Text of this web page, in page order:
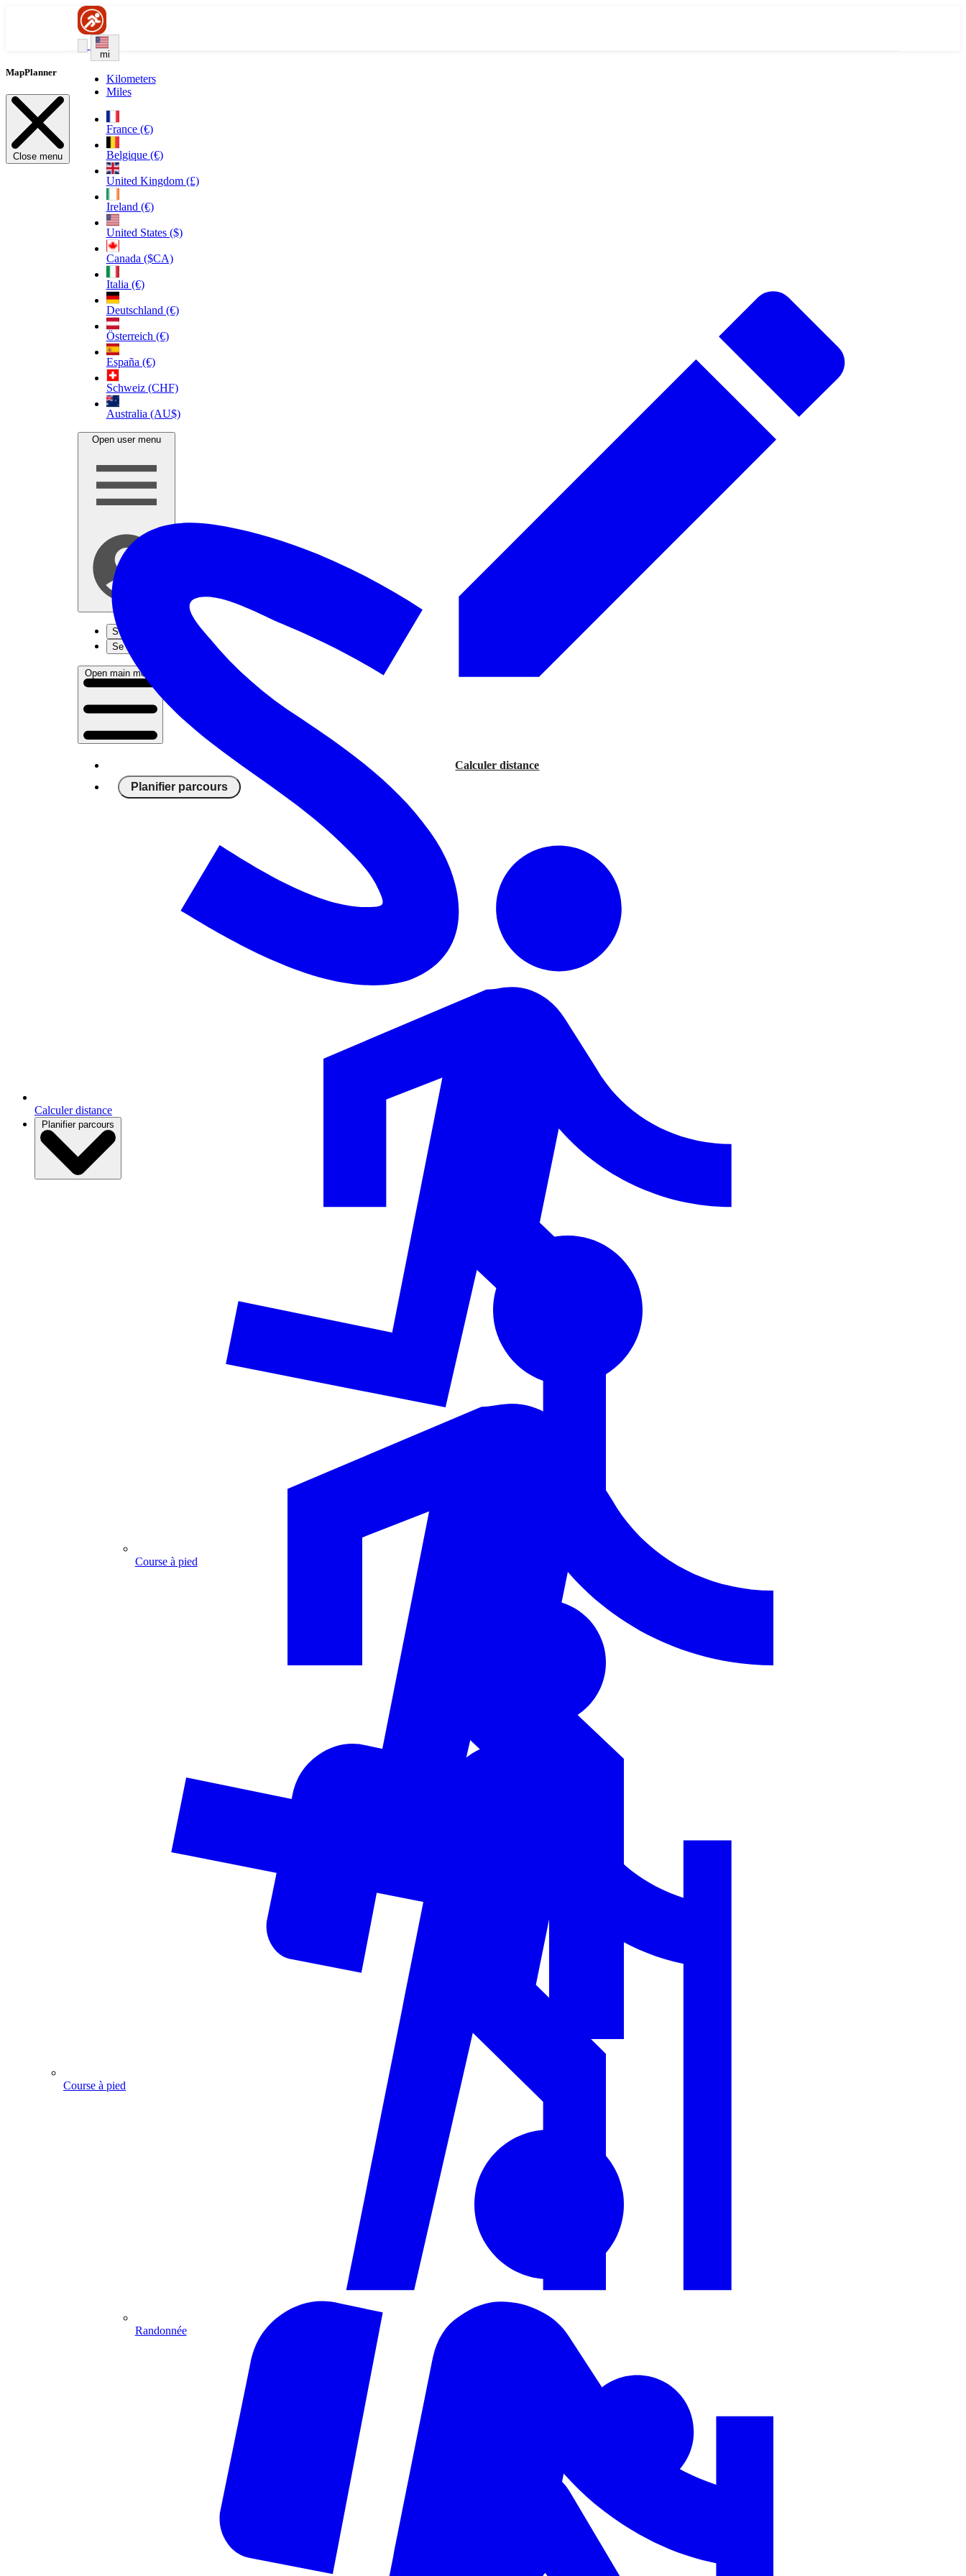
mi
Kilometers
Miles
France (€)
Belgique (€)
United Kingdom (£)
Ireland (€)
United States ($)
Canada ($CA)
Italia (€)
Deutschland (€)
Österreich (€)
España (€)
Schweiz (CHF)
Australia (AU$)
Open user menu
S'inscrire
Se connecter
Open main menu
Calculer distance
Planifier parcours
Course à pied
Randonnée
MapPlanner
Close menu
Calculer distance
Planifier parcours
Course à pied